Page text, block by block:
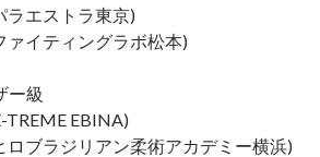
エストラ東京)
イティングラボ松本)
ー級
EBINA)
ブラジリアン柔術アカデミー横浜)